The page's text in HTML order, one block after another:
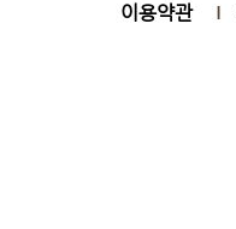
이용약관